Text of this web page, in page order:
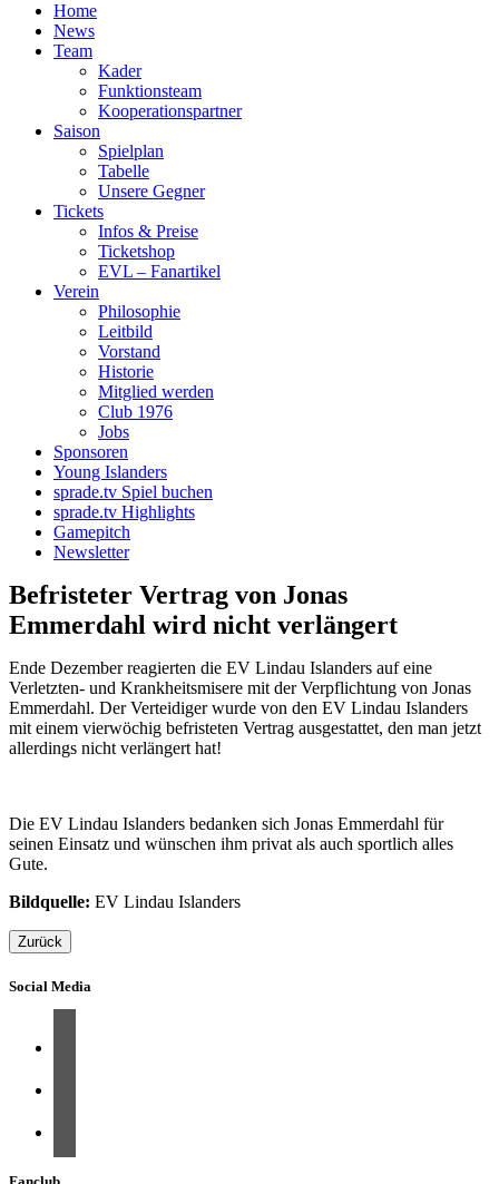
Home
News
Team
Kader
Funktionsteam
Kooperationspartner
Saison
Spielplan
Tabelle
Unsere Gegner
Tickets
Infos & Preise
Ticketshop
EVL – Fanartikel
Verein
Philosophie
Leitbild
Vorstand
Historie
Mitglied werden
Club 1976
Jobs
Sponsoren
Young Islanders
sprade.tv Spiel buchen
sprade.tv Highlights
Gamepitch
Newsletter
Befristeter Vertrag von Jonas
Emmerdahl wird nicht verlängert
Ende Dezember reagierten die EV Lindau Islanders auf eine
Verletzten- und Krankheitsmisere mit der Verpflichtung von Jonas
Emmerdahl. Der Verteidiger wurde von den EV Lindau Islanders
mit einem vierwöchig befristeten Vertrag ausgestattet, den man jetzt
allerdings nicht verlängert hat!
Die EV Lindau Islanders bedanken sich Jonas Emmerdahl für
seinen Einsatz und wünschen ihm privat als auch sportlich alles
Gute.
Bildquelle: EV Lindau Islanders
Zurück
Social Media